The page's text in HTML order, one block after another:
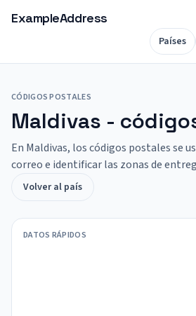
ExampleAddress
Países
CÓDIGOS POSTALES
Maldivas -
En Maldivas, los códigos postales se
correo e identificar las zonas de
Volver al país
DATOS RÁPIDOS